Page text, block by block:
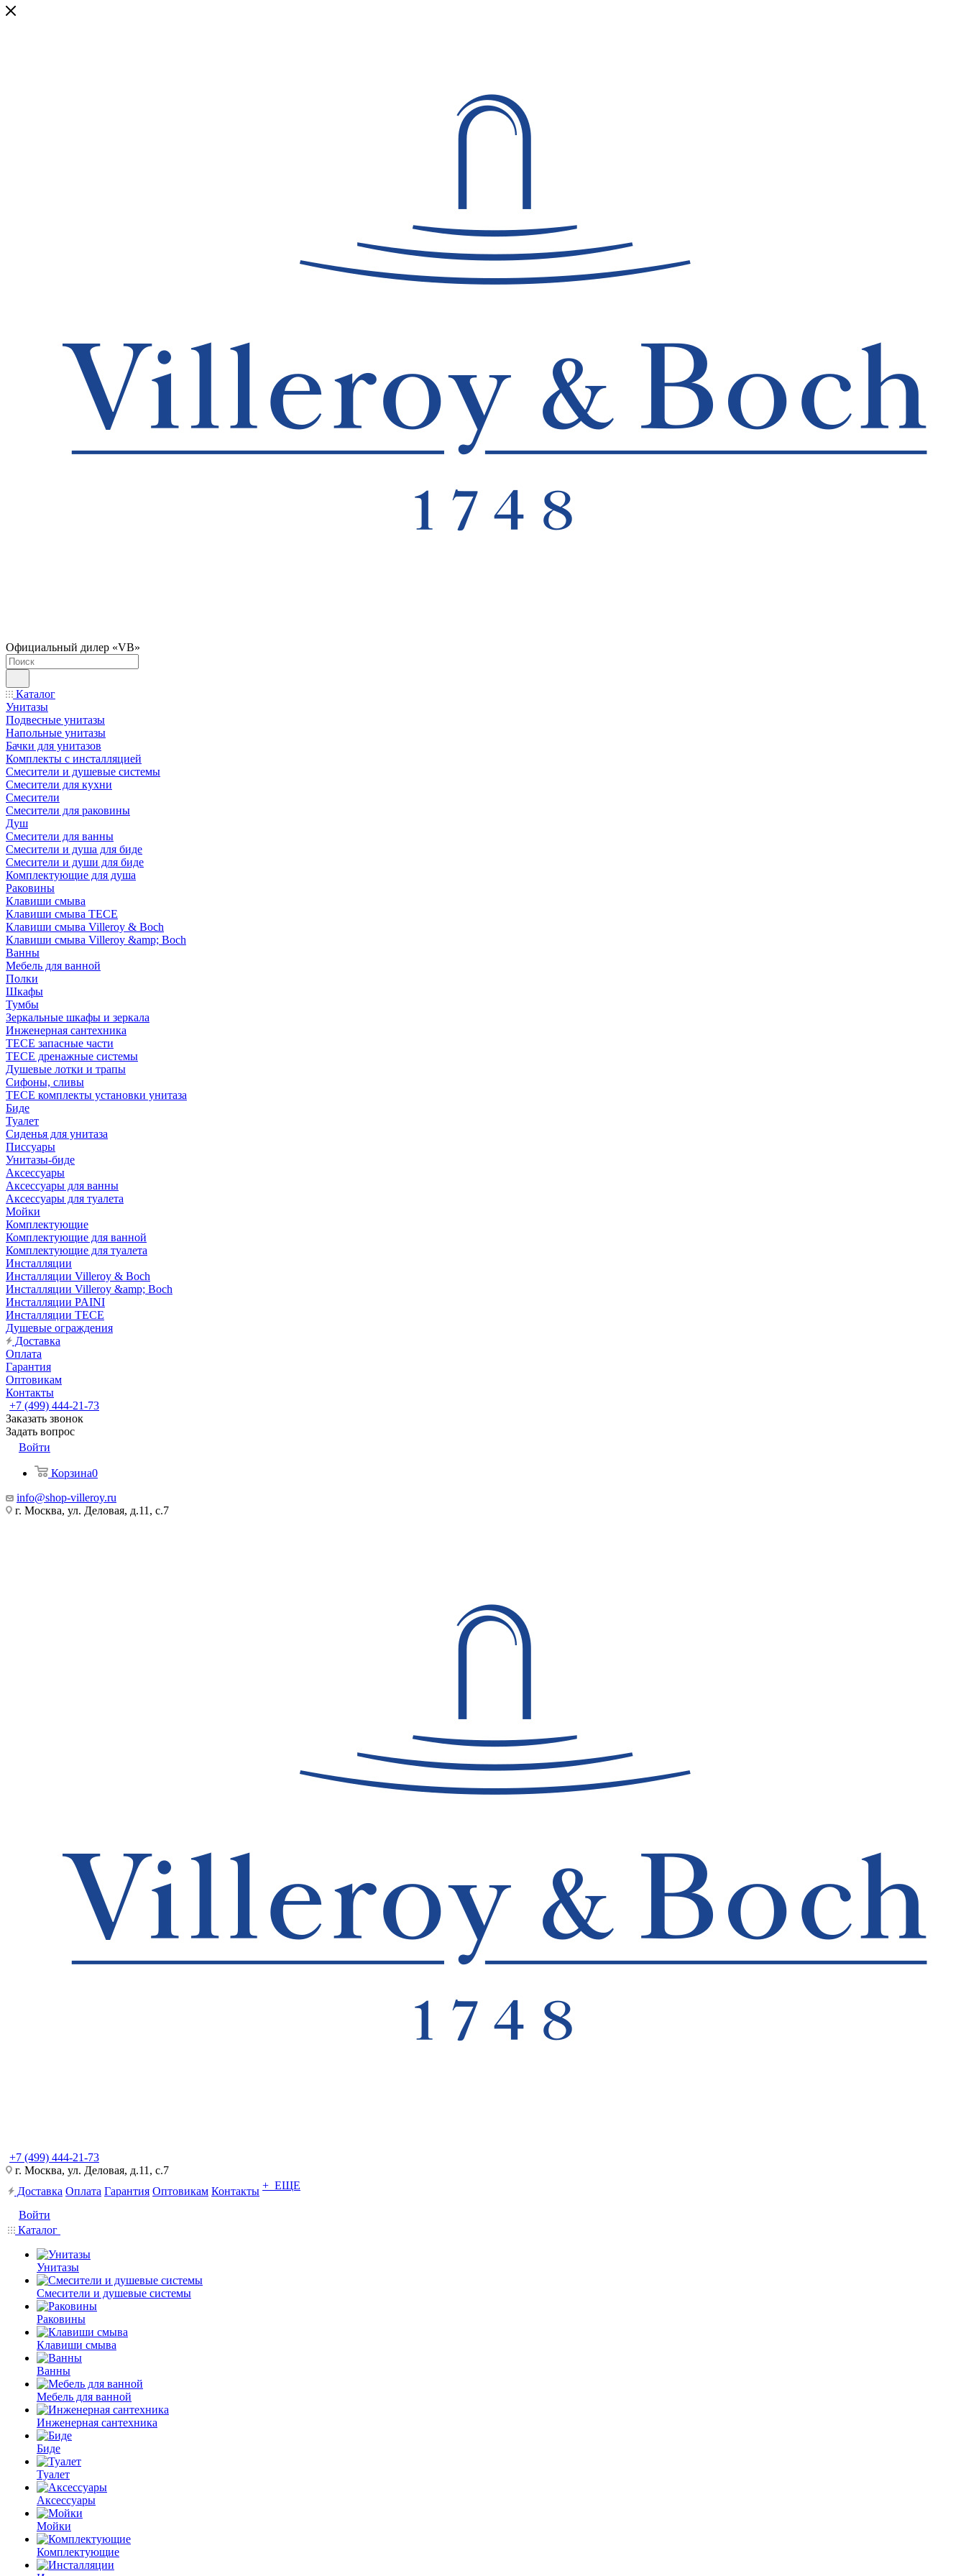
Официальный дилер «VB»
Каталог
Унитазы
Подвесные унитазы
Напольные унитазы
Бачки для унитазов
Комплекты с инсталляцией
Смесители и душевые системы
Смесители для кухни
Смесители
Смесители для раковины
Душ
Смесители для ванны
Смесители и душа для биде
Смесители и души для биде
Комплектующие для душа
Раковины
Клавиши смыва
Клавиши смыва TECE
Клавиши смыва Villeroy & Boch
Клавиши смыва Villeroy &amp; Boch
Ванны
Мебель для ванной
Полки
Шкафы
Тумбы
Зеркальные шкафы и зеркала
Инженерная сантехника
TECE запасные части
TECE дренажные системы
Душевые лотки и трапы
Сифоны, сливы
TECE комплекты установки унитаза
Биде
Туалет
Сиденья для унитаза
Писсуары
Унитазы-биде
Аксессуары
Аксессуары для ванны
Аксессуары для туалета
Мойки
Комплектующие
Комплектующие для ванной
Комплектующие для туалета
Инсталляции
Инсталляции Villeroy & Boch
Инсталляции Villeroy &amp; Boch
Инсталляции PAINI
Инсталляции TECE
Душевые ограждения
Доставка
Оплата
Гарантия
Оптовикам
Контакты
+7 (499) 444-21-73
Заказать звонок
Задать вопрос
Войти
Корзина0
info@shop-villeroy.ru
г. Москва, ул. Деловая, д.11, с.7
+7 (499) 444-21-73
г. Москва, ул. Деловая, д.11, с.7
Доставка Оплата Гарантия Оптовикам Контакты + ЕЩЕ
Войти
Каталог
Унитазы
Смесители и душевые системы
Раковины
Клавиши смыва
Ванны
Мебель для ванной
Инженерная сантехника
Биде
Туалет
Аксессуары
Мойки
Комплектующие